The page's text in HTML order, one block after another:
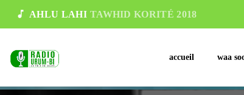
music_note AHLU LAHI TAWHID KORITÉ 2018
accueil waa